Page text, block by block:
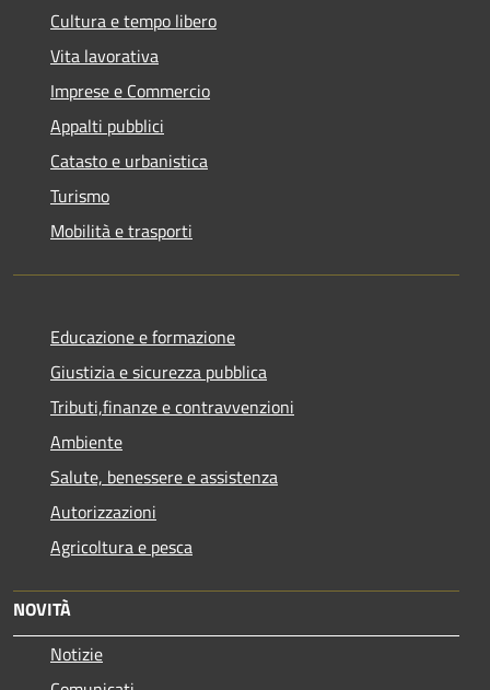
Cultura e tempo libero
Vita lavorativa
Imprese e Commercio
Appalti pubblici
Catasto e urbanistica
Turismo
Mobilità e trasporti
Educazione e formazione
Giustizia e sicurezza pubblica
Tributi,finanze e contravvenzioni
Ambiente
Salute, benessere e assistenza
Autorizzazioni
Agricoltura e pesca
NOVITÀ
Notizie